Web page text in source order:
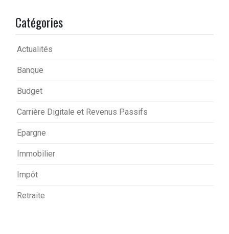
Catégories
Actualités
Banque
Budget
Carrière Digitale et Revenus Passifs
Epargne
Immobilier
Impôt
Retraite